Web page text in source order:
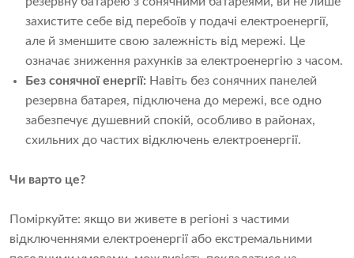
захистите себе від перебоїв у подачі електроенергії,
але й зменшите свою залежність від мережі. Це
означає зниження рахунків за електроенергію з часом.
Без сонячної енергії: Навіть без сонячних панелей
резервна батарея, підключена до мережі, все одно
забезпечує душевний спокій, особливо в районах,
схильних до частих відключень електроенергії.
Чи варто це?
Поміркуйте: якщо ви живете в регіоні з частими
відключеннями електроенергії або екстремальними